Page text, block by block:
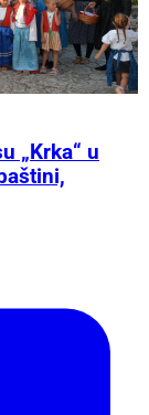
„Krka“ u